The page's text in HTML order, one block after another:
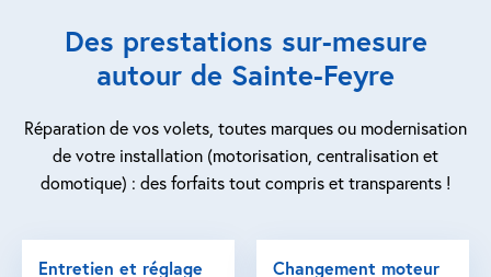
Nous recrutons
QUI SOMMES-NOUS ?
Des prestations sur-mesure
autour de Sainte-Feyre
Réparation de vos volets, toutes marques ou modernisation
de votre installation (motorisation, centralisation et
domotique) : des forfaits tout compris et transparents !
Entretien et réglage
Changement moteur